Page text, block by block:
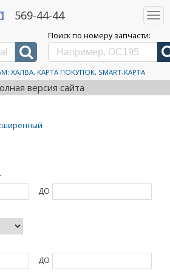
569-44-44
Поиск по номеру запчасти:
ХАЛВА, КАРТА ПОКУПОК, SMART-КАРТА
версия сайта
> Каталог автотоваров > Everforce
ДО
ДО